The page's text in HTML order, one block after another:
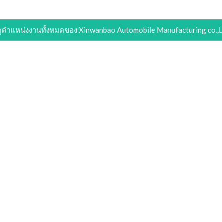
ำแหน่งงานทั้งหมดของ Xinwanbao Automobile Manufacturing